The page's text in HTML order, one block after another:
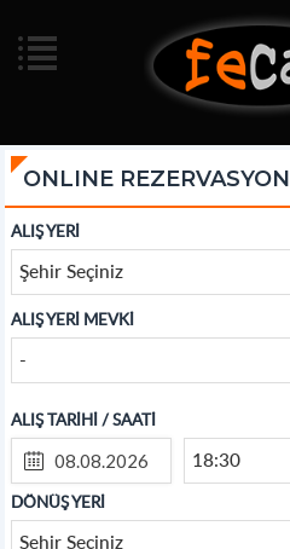
ONLINE REZERVASYON
ALIŞ YERİ
Şehir Seçiniz
ALIŞ YERİ MEVKİ
-
ALIŞ TARİHİ / SAATİ
18:30
DÖNÜŞ YERİ
Şehir Seçiniz